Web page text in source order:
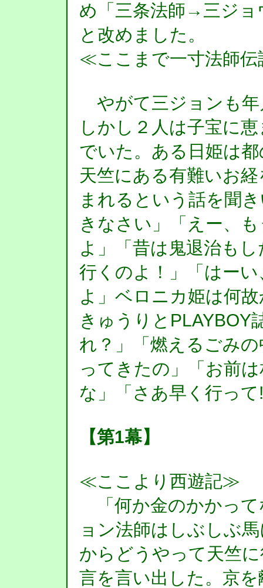
め「三条法師→三ジ
と改めました。
≪ここまで一寸法師
やがて三ジョンも年
しかし２人は子宝に
でいた。ある日姫は
天竺にある有難いお
まれるという話を聞
きなさい」「えー、
よ」「昔は鬼退治も
行くのよ！」「はー
よ」ベロニカ姫は何
きゅうりとPLAYBOY
れ？」「燃えるごみ
ってきたの」「お前
な」「さあ早く行っ
【第1幕】
≪ここより西遊記≫
「何か金のかかっ
ョン法師はしぶしぶ
からどうやって天竺
言を言い出した。京